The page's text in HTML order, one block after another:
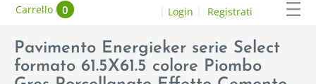
Carrello 0 Login Registrati
Pavimento Energieker serie Select
formato 61.5X61.5 colore Piombo